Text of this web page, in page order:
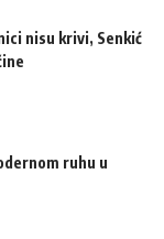
nisu krivi, Senkić
ruhu u